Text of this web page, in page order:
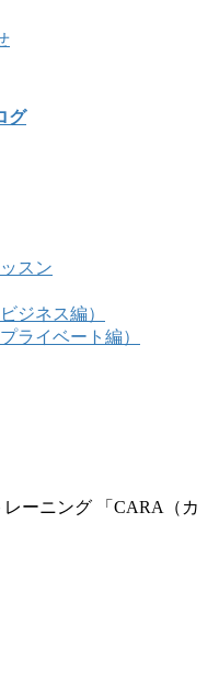
グ
スン
ジネス編）
ライベート編）
ーニング 「CARA（カ